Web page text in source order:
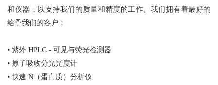
和仪器，以支持我们的质量和精度的工作。我们拥有着最好的
给予我们的客户：
• 紫外 HPLC - 可见与荧光检测器
• 原子吸收分光光度计
• 快速 N（蛋白质）分析仪